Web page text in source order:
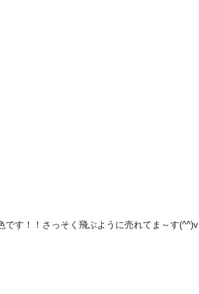
す！！さっそく飛ぶように売れてま～す(^^)v